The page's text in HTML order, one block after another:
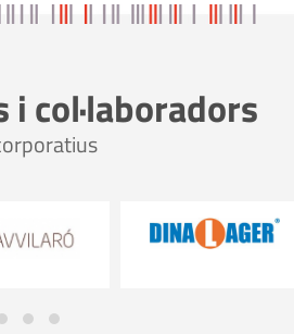
col·laboradors